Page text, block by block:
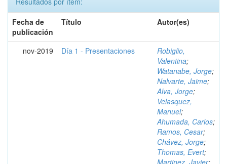
Fecha de
publicación
Título Autor(es)
nov-2019 Día 1 - Presentaciones
Robiglio,
Valentina;
Watanabe, Jorge;
Nalvarte, Jaime;
Alva, Jorge;
Velasquez,
Manuel;
Ahumada, Carlos;
Ramos, Cesar;
Chávez, Jorge;
Thomas, Evert;
Martinez, Javier;